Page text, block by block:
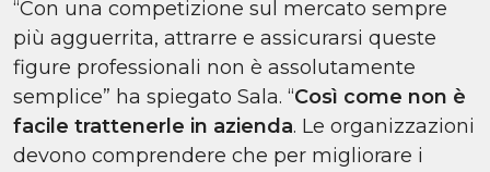
“Con una competizione sul mercato sempre
più agguerrita, attrarre e assicurarsi queste
figure professionali non è assolutamente
semplice” ha spiegato Sala. “Così come non è
facile trattenerle in azienda. Le organizzazioni
devono comprendere che per migliorare i